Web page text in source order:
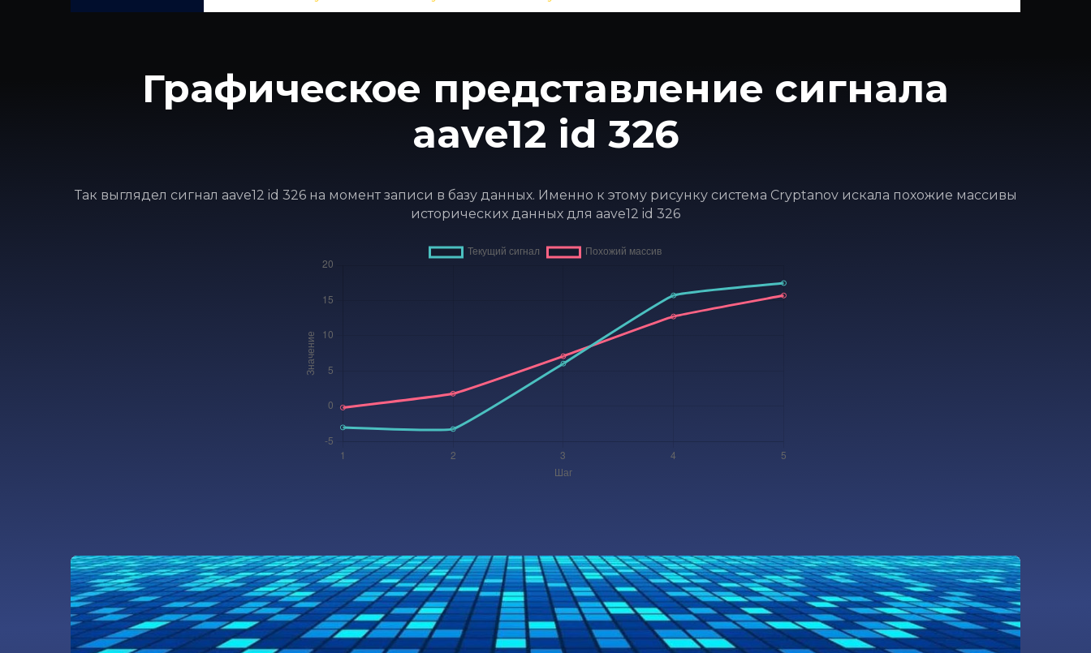
Графическое представление сигнала
aave12 id 326
Так выглядел сигнал aave12 id 326 на момент записи в базу данных. Именно к этому рисунку система Cryptanov искала похожие массивы
исторических данных для aave12 id 326